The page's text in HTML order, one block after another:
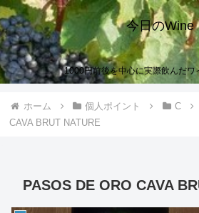
今日のWine
1000円前後を中心に実際飲んだワ
ホーム 個人ポイント C
CAVA BRUT NATURE
PASOS DE ORO CAVA